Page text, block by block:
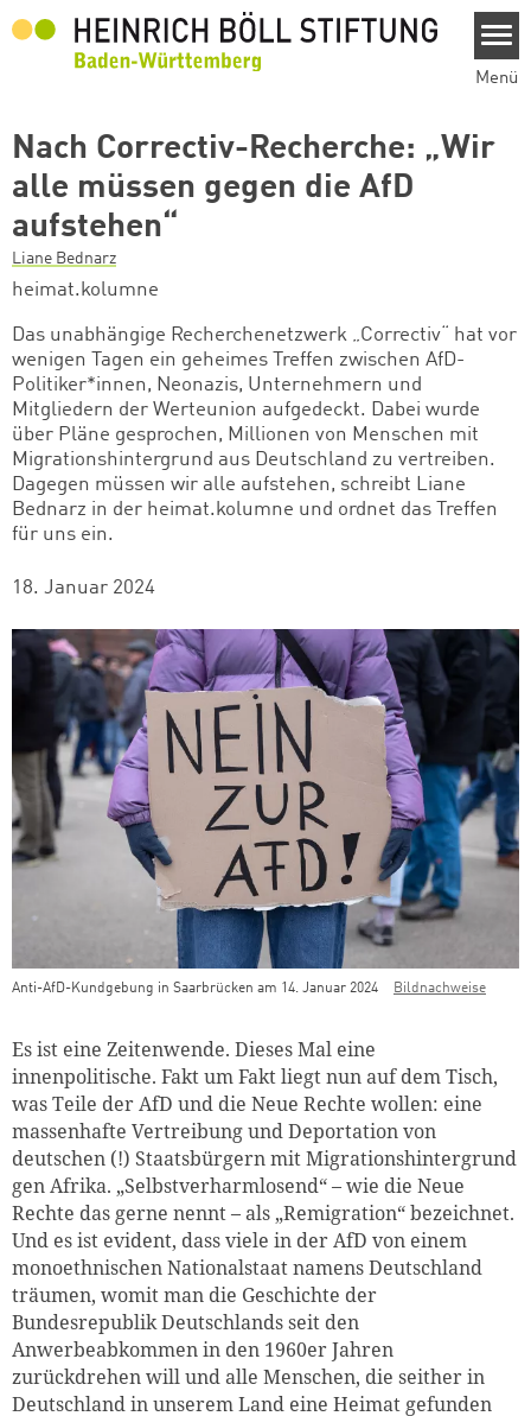
Menü
Nach Correctiv-Recherche: „Wir
alle müssen gegen die AfD
aufstehen“
Liane Bednarz
heimat.kolumne
Das unabhängige Recherchenetzwerk „Correctiv“ hat vor
wenigen Tagen ein geheimes Treffen zwischen AfD-
Politiker*innen, Neonazis, Unternehmern und
Mitgliedern der Werteunion aufgedeckt. Dabei wurde
über Pläne gesprochen, Millionen von Menschen mit
Migrationshintergrund aus Deutschland zu vertreiben.
Dagegen müssen wir alle aufstehen, schreibt Liane
Bednarz in der heimat.kolumne und ordnet das Treffen
für uns ein.
18. Januar 2024
Anti-AfD-Kundgebung in Saarbrücken am 14. Januar 2024
Bildnachweise
Es ist eine Zeitenwende. Dieses Mal eine
innenpolitische. Fakt um Fakt liegt nun auf dem Tisch,
was Teile der AfD und die Neue Rechte wollen: eine
massenhafte Vertreibung und Deportation von
deutschen (!) Staatsbürgern mit Migrationshintergrund
gen Afrika. „Selbstverharmlosend“ – wie die Neue
Rechte das gerne nennt – als „Remigration“ bezeichnet.
Und es ist evident, dass viele in der AfD von einem
monoethnischen Nationalstaat namens Deutschland
träumen, womit man die Geschichte der
Bundesrepublik Deutschlands seit den
Anwerbeabkommen in den 1960er Jahren
zurückdrehen will und alle Menschen, die seither in
Deutschland in unserem Land eine Heimat gefunden